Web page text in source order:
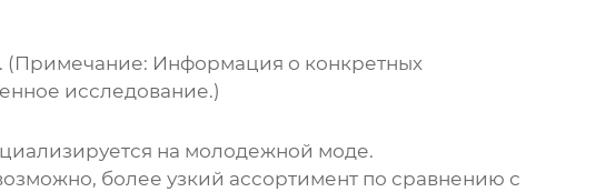
(Примечание: Информация о конкретных
исследование.)
на молодежной моде.
более узкий ассортимент по сравнению с